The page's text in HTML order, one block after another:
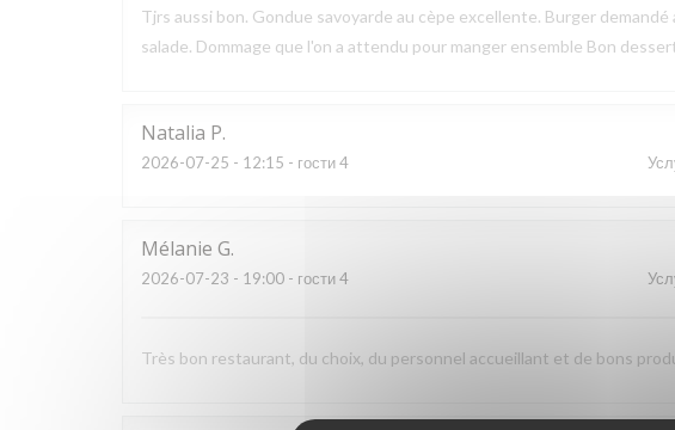
Tjrs aussi bon. Gondue savoyarde au cèpe excellente. Burger
salade. Dommage que l'on a attendu pour manger ensemble Bon
Natalia P
2026-07-25 - 12:15 - гости 4
Mélanie G
2026-07-23 - 19:00 - гости 4
Très bon restaurant, du choix, du personnel accueillant et de bons